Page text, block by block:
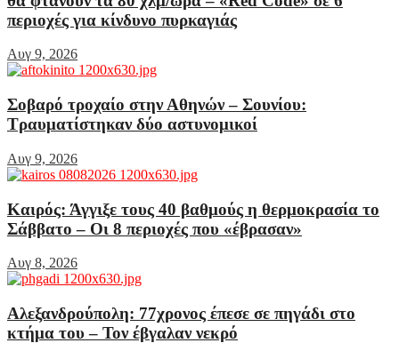
περιοχές για κίνδυνο πυρκαγιάς
Αυγ 9, 2026
Σοβαρό τροχαίο στην Αθηνών – Σουνίου:
Τραυματίστηκαν δύο αστυνομικοί
Αυγ 9, 2026
Καιρός: Άγγιξε τους 40 βαθμούς η θερμοκρασία το
Σάββατο – Οι 8 περιοχές που «έβρασαν»
Αυγ 8, 2026
Αλεξανδρούπολη: 77χρονος έπεσε σε πηγάδι στο
κτήμα του – Τον έβγαλαν νεκρό